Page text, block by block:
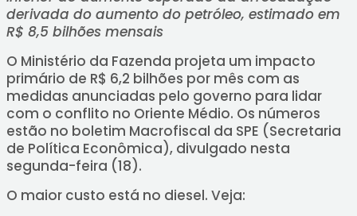
derivada do aumento do petróleo, estimado em
R$ 8,5 bilhões mensais
O Ministério da Fazenda projeta um impacto
primário de R$ 6,2 bilhões por mês com as
medidas anunciadas pelo governo para lidar
com o conflito no Oriente Médio. Os números
estão no boletim Macrofiscal da SPE (Secretaria
de Política Econômica), divulgado nesta
segunda-feira (18).
O maior custo está no diesel. Veja: